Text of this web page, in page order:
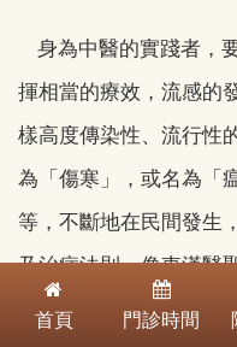
身為中醫的實踐者，
揮相當的療效，流感的
樣高度傳染性、流行性
為「傷寒」，或名為「
等，不斷地在民間發生
及治病法則。像東漢醫
作「傷寒論」，便是
首頁 門診時間